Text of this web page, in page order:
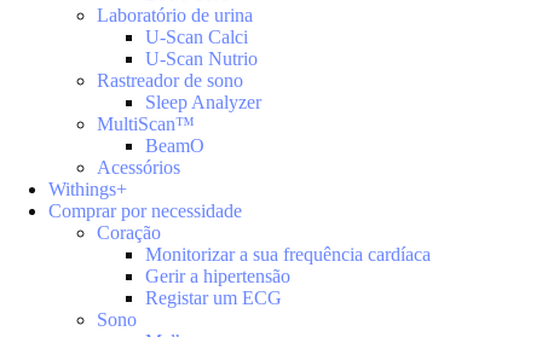
Laboratório de urina
U-Scan Calci
U-Scan Nutrio
Rastreador de sono
Sleep Analyzer
MultiScan™
BeamO
Acessórios
Withings+
Comprar por necessidade
Coração
Monitorizar a sua frequência cardíaca
Gerir a hipertensão
Registar um ECG
Sono